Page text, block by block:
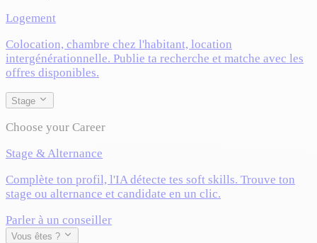
Logement
Colocation, chambre chez l'habitant, location
intergénérationnelle. Publie ta recherche et matche avec les
offres disponibles.
Stage
Choose your Career
Stage & Alternance
Complète ton profil, l'IA détecte tes soft skills. Trouve ton
stage ou alternance et candidate en un clic.
Parler à un conseiller
Vous êtes ?